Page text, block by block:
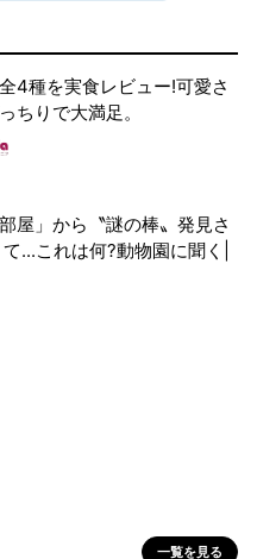
4種を実食レビュー!可愛さ
ちりで大満足。
屋」から〝謎の棒〟発見さ
...これは何?動物園に聞く|
一覧を見る